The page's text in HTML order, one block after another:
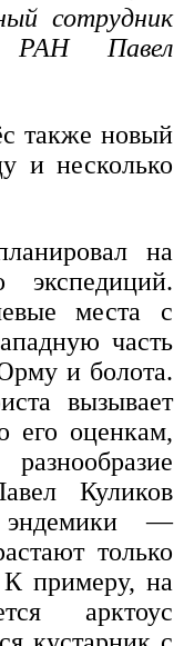
сотрудник
РАН Павел
также новый
и несколько
на
экспедиций.
места с
часть
и болота.
вызывает
его оценкам,
Куликов
эндемики —
только
примеру, на
арктоус